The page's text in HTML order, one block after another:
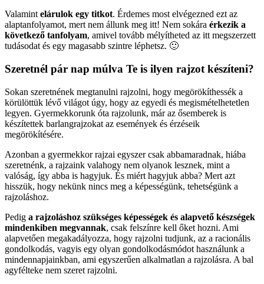
Valamint elárulok egy titkot. Érdemes most elvégezned ezt az
alaptanfolyamot, mert nem állunk meg itt! Nem sokára érkezik a
következő tanfolyam, amivel tovább mélyítheted az itt megszerzett
tudásodat és egy magasabb szintre léphetsz. 🙂
Szeretnél pár nap múlva Te is ilyen rajzot készíteni?
Sokan szeretnének megtanulni rajzolni, hogy megörökíthessék a
körülöttük lévő világot úgy, hogy az egyedi és megismételhetetlen
legyen. Gyermekkorunk óta rajzolunk, már az ősemberek is
készítettek barlangrajzokat az események és érzéseik
megörökítésére.
Azonban a gyermekkor rajzai egyszer csak abbamaradnak, hiába
szeretnénk, a rajzaink valahogy nem olyanok lesznek, mint a
valóság, így abba is hagyjuk. És miért hagyjuk abba? Mert azt
hisszük, hogy nekünk nincs meg a képességünk, tehetségünk a
rajzoláshoz.
Pedig a rajzoláshoz szükséges képességek és alapvető készségek
mindenkiben megvannak, csak felszínre kell őket hozni. Ami
alapvetően megakadályozza, hogy rajzolni tudjunk, az a racionális
gondolkodás, vagyis egy olyan gondolkodásmódot használunk a
mindennapjainkban, ami egyszerűen alkalmatlan a rajzolásra. A bal
agyfélteke nem szeret rajzolni.